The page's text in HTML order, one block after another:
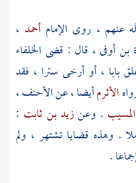
عنهم ، روى الإمامأحمد ،
بن أوفى، قال : قضى الخلفاء
بابا ، أو أرخى سترا ، فقد
الأثرمأيضا ، عنالأحنف ،
. وعنزيد بن ثابت :
. وهذه قضايا تشتهر ، ولم
.